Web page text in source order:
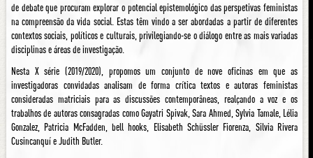
de debate que procuram explorar o potencial epistemológico das perspetivas feministas
na compreensão da vida social. Estas têm vindo a ser abordadas a partir de diferentes
contextos sociais, políticos e culturais, privilegiando-se o diálogo entre as mais variadas
disciplinas e áreas de investigação.
Nesta X série (2019/2020), propomos um conjunto de nove oficinas em que as
investigadoras convidadas analisam de forma crítica textos e autoras feministas
consideradas matriciais para as discussões contemporâneas, realçando a voz e os
trabalhos de autoras consagradas como Gayatri Spivak, Sara Ahmed, Sylvia Tamale, Lélia
Gonzalez, Patricia McFadden, bell hooks, Elisabeth Schüssler Fiorenza, Silvia Rivera
Cusincanquí e Judith Butler.